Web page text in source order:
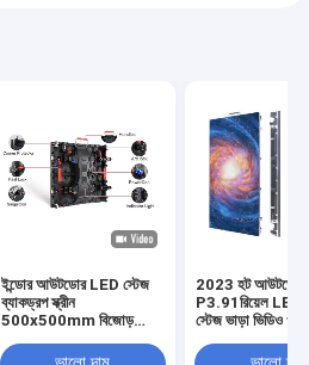
ইন্ডোর আউটডোর LED স্টেজ
ব্যাকড্রপ স্ক্রীন
500x500mm বিজোড়
2023 হট আউটডোর
P3.91রিয়েল LED
স্টেজ ভাড়া ভিডিও
LED ডিসপ্লে